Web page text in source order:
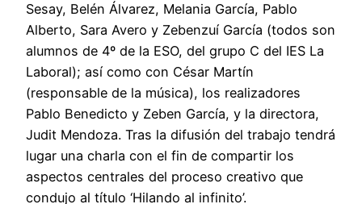
Sesay, Belén Álvarez, Melania García, Pablo
Alberto, Sara Avero y Zebenzuí García (todos son
alumnos de 4º de la ESO, del grupo C del IES La
Laboral); así como con César Martín
(responsable de la música), los realizadores
Pablo Benedicto y Zeben García, y la directora,
Judit Mendoza. Tras la difusión del trabajo tendrá
lugar una charla con el fin de compartir los
aspectos centrales del proceso creativo que
condujo al título ‘Hilando al infinito’.